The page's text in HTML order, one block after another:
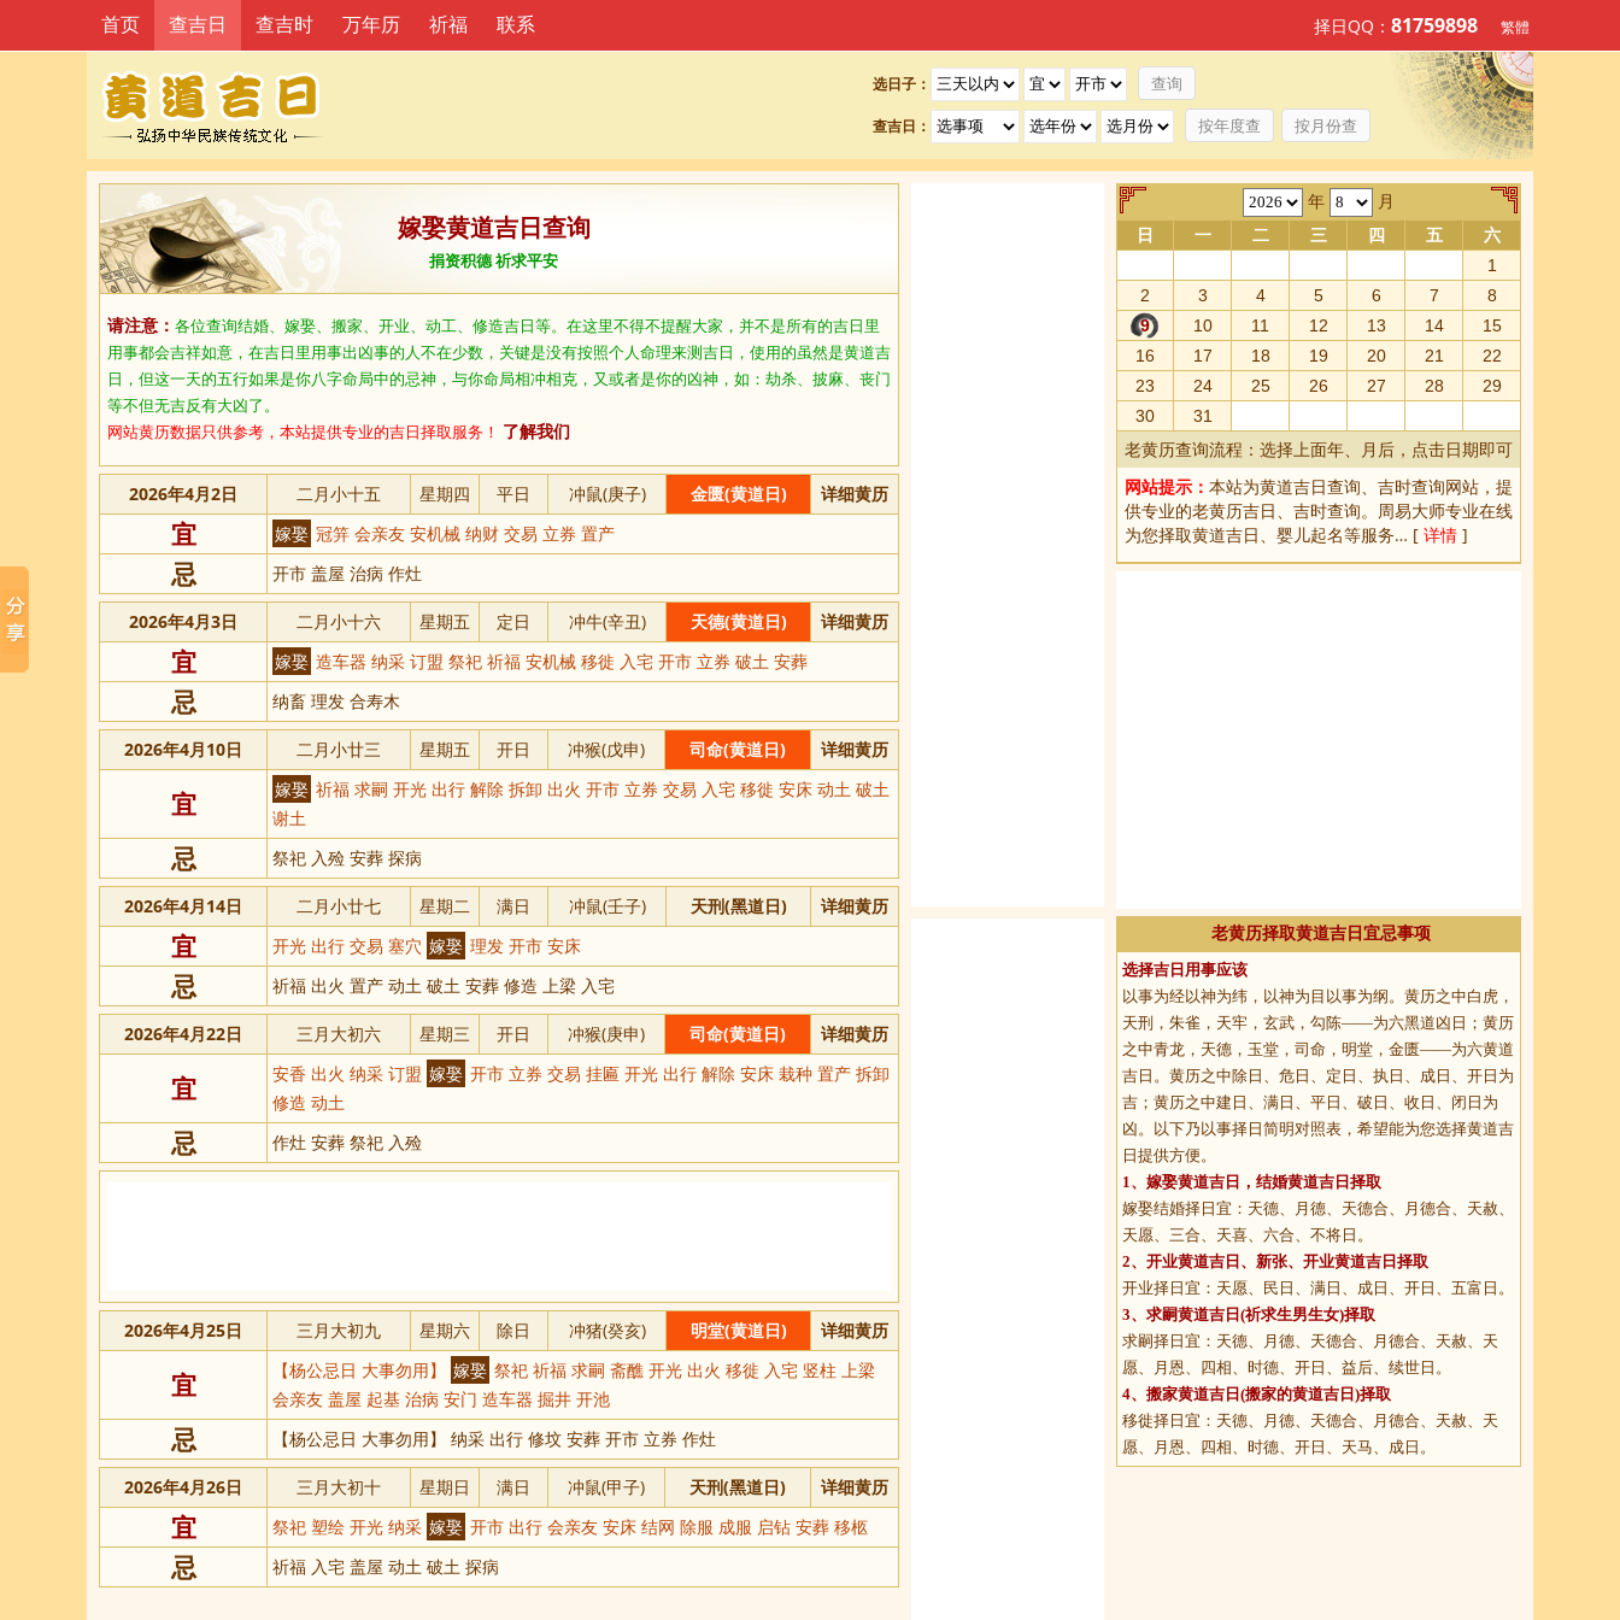
选日子：
查吉日： 按年度查 按月份查
首页 查吉日 查吉时 万年历 祈福 联系 择日QQ： 81759898 繁體
嫁娶黄道吉日查询
捐资积德 祈求平安
请注意： 各位查询结婚、嫁娶、搬家、开业、动工、修造吉日等。在这里不得不提醒大家，并不是所有的吉日里
用事都会吉祥如意，在吉日里用事出凶事的人不在少数，关键是没有按照个人命理来测吉日，使用的虽然是黄道吉
日，但这一天的五行如果是你八字命局中的忌神，与你命局相冲相克，又或者是你的凶神，如：劫杀、披麻、丧门
等不但无吉反有大凶了。
网站黄历数据只供参考，本站提供专业的吉日择取服务！ 了解我们
2026年4月2日 二月小十五 星期四 平日 冲鼠(庚子) 金匮(黄道日) 详细黄历
宜 嫁娶 冠笄 会亲友 安机械 纳财 交易 立券 置产
忌 开市 盖屋 治病 作灶
2026年4月3日 二月小十六 星期五 定日 冲牛(辛丑) 天德(黄道日) 详细黄历
宜 嫁娶 造车器 纳采 订盟 祭祀 祈福 安机械 移徙 入宅 开市 立券 破土 安葬
忌 纳畜 理发 合寿木
2026年4月10日 二月小廿三 星期五 开日 冲猴(戊申) 司命(黄道日) 详细黄历
宜 嫁娶 祈福 求嗣 开光 出行 解除 拆卸 出火 开市 立券 交易 入宅 移徙 安床 动土 破土
谢土
忌 祭祀 入殓 安葬 探病
2026年4月14日 二月小廿七 星期二 满日 冲鼠(壬子) 天刑(黑道日) 详细黄历
宜 开光 出行 交易 塞穴 嫁娶 理发 开市 安床
忌 祈福 出火 置产 动土 破土 安葬 修造 上梁 入宅
2026年4月22日 三月大初六 星期三 开日 冲猴(庚申) 司命(黄道日) 详细黄历
宜 安香 出火 纳采 订盟 嫁娶 开市 立券 交易 挂匾 开光 出行 解除 安床 栽种 置产 拆卸
修造 动土
忌 作灶 安葬 祭祀 入殓
2026年4月25日 三月大初九 星期六 除日 冲猪(癸亥) 明堂(黄道日) 详细黄历
宜 【杨公忌日 大事勿用】 嫁娶 祭祀 祈福 求嗣 斋醮 开光 出火 移徙 入宅 竖柱 上梁
会亲友 盖屋 起基 治病 安门 造车器 掘井 开池
忌 【杨公忌日 大事勿用】 纳采 出行 修坟 安葬 开市 立券 作灶
2026年4月26日 三月大初十 星期日 满日 冲鼠(甲子) 天刑(黑道日) 详细黄历
宜 祭祀 塑绘 开光 纳采 嫁娶 开市 出行 会亲友 安床 结网 除服 成服 启钻 安葬 移柩
忌 祈福 入宅 盖屋 动土 破土 探病
年 月
日 一 二 三 四 五
六
1
2
3 4 5 6 7
8
9
10 11 12 13 14
15
16
17 18 19 20 21
22
23
24 25 26 27 28
29
30
31
老黄历查询流程：选择上面年、月后，点击日期即可
网站提示： 本站为黄道吉日查询、 吉时查询网站，提
供专业的老黄历吉日、吉时查询。周易大师专业在线
为您择取黄道吉日、婴儿起名等服务… [ 详情 ]
老黄历择取黄道吉日宜忌事项
选择吉日用事应该
以事为经以神为纬，以神为目以事为纲。黄历之中白虎，
天刑，朱雀，天牢，玄武，勾陈——为六黑道凶日；黄历
之中青龙，天德，玉堂，司命，明堂，金匮——为六黄道
吉日。黄历之中除日、危日、定日、执日、成日、开日为
吉；黄历之中建日、满日、平日、破日、收日、闭日为
凶。以下乃以事择日简明对照表，希望能为您选择黄道吉
日提供方便。
1、 嫁娶黄道吉日 ，结婚黄道吉日择取
嫁娶结婚择日宜：天德、月德、天德合、月德合、天赦、
天愿、三合、天喜、六合、不将日。
2、 开业黄道吉日 、新张、开业黄道吉日择取
开业择日宜：天愿、民日、满日、成日、开日、五富日。
3、 求嗣黄道吉日 (祈求生男生女)择取
求嗣择日宜：天德、月德、天德合、月德合、天赦、天
愿、月恩、四相、时德、开日、益后、续世日。
4、 搬家黄道吉日 (搬家的黄道吉日)择取
移徙择日宜：天德、月德、天德合、月德合、天赦、天
愿、月恩、四相、时德、开日、天马、成日。